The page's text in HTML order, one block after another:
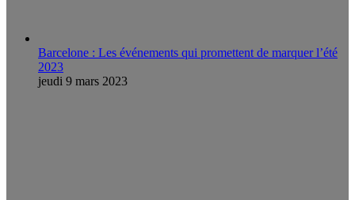
Barcelone : Les événements qui promettent de marquer l’été
2023
jeudi 9 mars 2023